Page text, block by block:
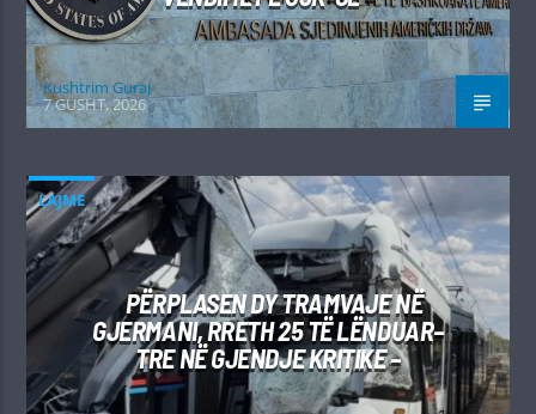
Kushtrim Guraj
7 GUSHT, 2026
LAJME
PËRPLASEN DY TRAMVAJE NË
GJERMANI, RRETH 25 TË LËNDUAR–
TRE NË GJENDJE KRITIKE –